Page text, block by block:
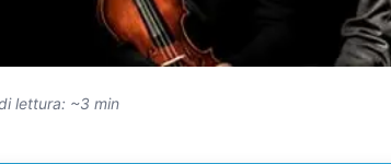
lettura: ~3 min